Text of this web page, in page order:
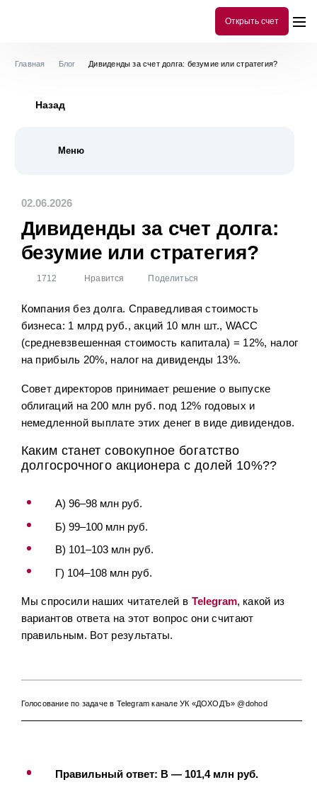
Открыть счет
Главная Блог Дивиденды за счет долга: безумие или стратегия?
Назад
Меню
История
Инструменты аналитики 78
Библиотека инвестора
Акции
Облигации
Фонды с целевой датой
Детский портфель 15
ЗПИФ
02.06.2026
Дивиденды за счет долга:
безумие или стратегия?
1712 Нравится Поделиться
Компания без долга. Справедливая стоимость
бизнеса: 1 млрд руб., акций 10 млн шт., WACC
(средневзвешенная стоимость капитала) = 12%, налог
на прибыль 20%, налог на дивиденды 13%.
Совет директоров принимает решение о выпуске
облигаций на 200 млн руб. под 12% годовых и
немедленной выплате этих денег в виде дивидендов.
Каким станет совокупное богатство
долгосрочного акционера с долей 10%??
А) 96–98 млн руб.
Б) 99–100 млн руб.
В) 101–103 млн руб.
Г) 104–108 млн руб.
Мы спросили наших читателей в Telegram, какой из
вариантов ответа на этот вопрос они считают
правильным. Вот результаты.
Голосование по задаче в Telegram канале УК «ДОХОДЪ» @dohod
​​​​​​Правильный ответ: В — 101,4 млн руб.